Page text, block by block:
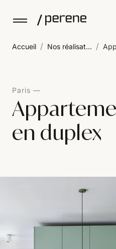
Accueil / Nos réalisat... /
Paris
en duplex